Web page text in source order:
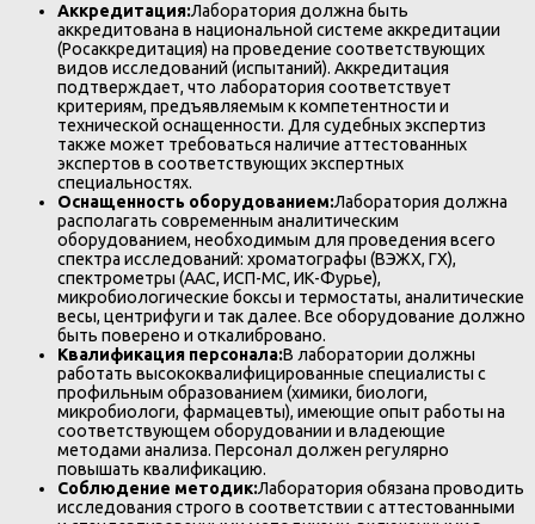
Аккредитация:Лаборатория должна быть
аккредитована в национальной системе аккредитации
(Росаккредитация) на проведение соответствующих
видов исследований (испытаний). Аккредитация
подтверждает, что лаборатория соответствует
критериям, предъявляемым к компетентности и
технической оснащенности. Для судебных экспертиз
также может требоваться наличие аттестованных
экспертов в соответствующих экспертных
специальностях.
Оснащенность оборудованием:Лаборатория должна
располагать современным аналитическим
оборудованием, необходимым для проведения всего
спектра исследований: хроматографы (ВЭЖХ, ГХ),
спектрометры (ААС, ИСП-МС, ИК-Фурье),
микробиологические боксы и термостаты, аналитические
весы, центрифуги и так далее. Все оборудование должно
быть поверено и откалибровано.
Квалификация персонала:В лаборатории должны
работать высококвалифицированные специалисты с
профильным образованием (химики, биологи,
микробиологи, фармацевты), имеющие опыт работы на
соответствующем оборудовании и владеющие
методами анализа. Персонал должен регулярно
повышать квалификацию.
Соблюдение методик:Лаборатория обязана проводить
исследования строго в соответствии с аттестованными